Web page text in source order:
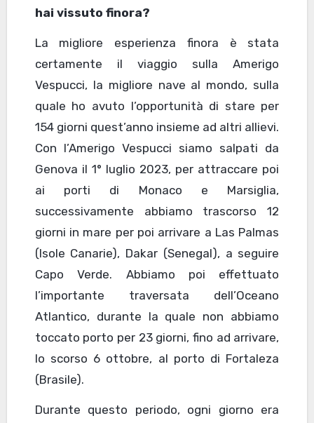
hai vissuto finora?
La migliore esperienza finora è stata
certamente il viaggio sulla Amerigo
Vespucci, la migliore nave al mondo, sulla
quale ho avuto l’opportunità di stare per
154 giorni quest’anno insieme ad altri allievi.
Con l’Amerigo Vespucci siamo salpati da
Genova il 1° luglio 2023, per attraccare poi
ai porti di Monaco e Marsiglia,
successivamente abbiamo trascorso 12
giorni in mare per poi arrivare a Las Palmas
(Isole Canarie), Dakar (Senegal), a seguire
Capo Verde. Abbiamo poi effettuato
l’importante traversata dell’Oceano
Atlantico, durante la quale non abbiamo
toccato porto per 23 giorni, fino ad arrivare,
lo scorso 6 ottobre, al porto di Fortaleza
(Brasile).
Durante questo periodo, ogni giorno era